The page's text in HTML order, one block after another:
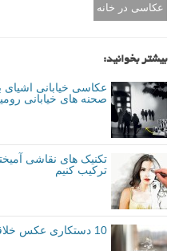
عکاسی در خانه
بیشتر بخوانید:
عکاسی خیابانی اشیای
صحنه های خیابانی
تکنیک های نقاشی
ترکیب کنیم
10 دستکاری عکس خلاقانه و دیدنی از اجسام بی جان خانگی